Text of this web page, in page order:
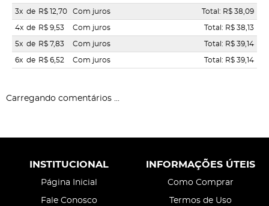
3x de R$ 12,70 Com juros Total: R$ 38,09
4x de R$ 9,53 Com juros Total: R$ 38,13
5x de R$ 7,83 Com juros Total: R$ 39,14
6x de R$ 6,52 Com juros Total: R$ 39,14
Carregando comentários ...
INSTITUCIONAL
Página Inicial
Fale Conosco
INFORMAÇÕES ÚTEIS
Como Comprar
Termos de Uso